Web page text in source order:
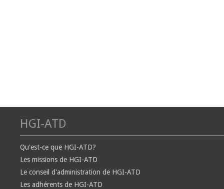
HGI-ATD
Qu'est-ce que HGI-ATD?
Les missions de HGI-ATD
Le conseil d'administration de HGI-ATD
Les adhérents de HGI-ATD